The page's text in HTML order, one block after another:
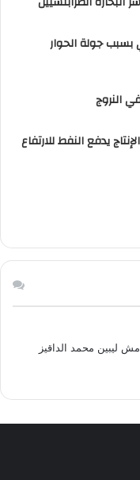
بسبب جولة الحوار
النروج
يدفع النفط للارتفاع
ليبين محمد الداقيز